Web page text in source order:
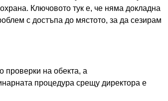
Ключовото тук е, че няма докладна
с достъпа до мястото, за да сезирам
проверки на обекта, а
процедура срещу директора е